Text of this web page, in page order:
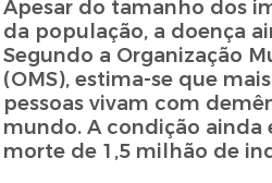
Apesar do tamanho dos
da população, a doença
Segundo a Organização
(OMS), estima-se que
pessoas vivam com
mundo. A condição ainda
morte de 1,5 milhão de